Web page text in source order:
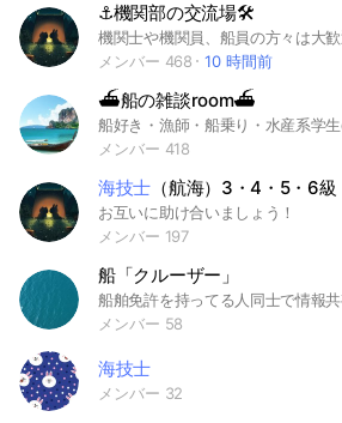
⚓機関部の交流場🛠️
メンバー 468
10 時間前
⛴船の雑談room⛴
メンバー 418
海技士 （航海）3・4・5・6級
お互いに助け合いましょう！
メンバー 197
船「クルーザー」
メンバー 58
海技士
メンバー 32